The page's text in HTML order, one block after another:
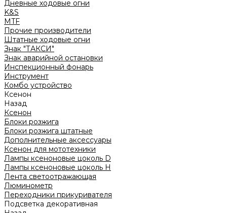
Дневные ходовые огни
K&S
MTF
Прочие производители
Штатные ходовые огни
Знак "ТАКСИ"
Знак аварийной остановки
Инспекционный фонарь
Инструмент
Комбо устройство
Ксенон
Назад
Ксенон
Блоки розжига
Блоки розжига штатные
Дополнительные аксессуары
Ксенон для мототехники
Лампы ксеноновые цоколь D
Лампы ксеноновые цоколь H
Лента светоотражающая
Люминометр
Переходники прикуривателя
Подсветка декоративная